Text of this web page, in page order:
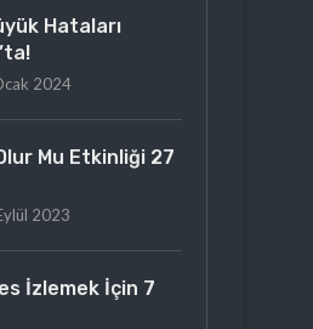
Hataları
2024
Mu Etkinliği 27
2023
İzlemek İçin 7